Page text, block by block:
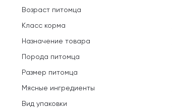
Возраст питомца
Класс корма
Назначение товара
Порода питомца
Размер питомца
Мясные ингредиенты
Вид упаковки